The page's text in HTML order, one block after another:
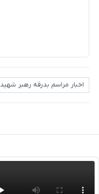
اخبار مراسم بدرقه رهبر شهید